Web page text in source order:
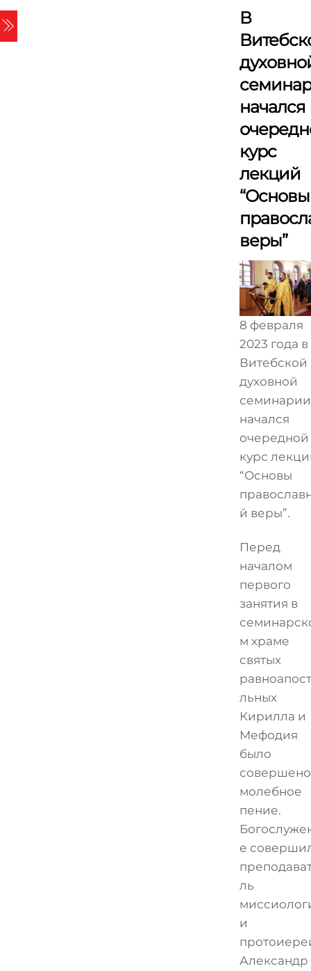
Skip
to
content
В
начался
курс
лекций
“Основы
веры”
8 февраля
2023 года в
Витебской
духовной
семинарии
начался
очередной
курс
“Основы
й веры”.
Перед
началом
первого
занятия в
м храме
святых
льных
Кирилла и
Мефодия
было
совершено
молебное
пение.
е
ль
и
Александр